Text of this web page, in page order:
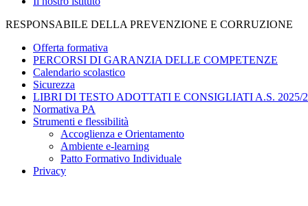
RESPONSABILE DELLA PREVENZIONE E CORRUZIONE
Offerta formativa
PERCORSI DI GARANZIA DELLE COMPETENZE
Calendario scolastico
Sicurezza
LIBRI DI TESTO ADOTTATI E CONSIGLIATI A.S. 2025/
Normativa PA
Strumenti e flessibilità
Accoglienza e Orientamento
Ambiente e-learning
Patto Formativo Individuale
Privacy